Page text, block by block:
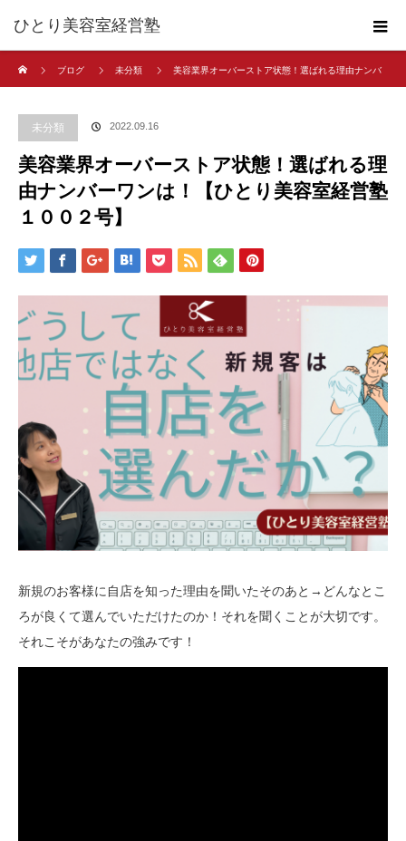
ひとり美容室経営塾
ブログ
未分類 美容業界オーバーストア状態！選ばれる理由ナンバ
未分類 2022.09.16
美容業界オーバーストア状態！選ばれる理
由ナンバーワンは！【ひとり美容室経営塾
１００２号】
新規のお客様に自店を知った理由を聞いたそのあと→どんなとこ
ろが良くて選んでいただけたのか！それを聞くことが大切です。
それこそがあなたの強みです！